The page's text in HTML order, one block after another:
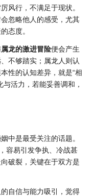
风行，不满足于现状。
忽略他人的感受，尤其
态度。
属龙的激进冒险便会产生
不够踏实；属龙人则认
性的认知差异，就是“相
活力，若能妥善调和，
中是最受关注的话题。
容易引发争执、冷战甚
破裂，关键在于双方是
自信与能力吸引，觉得